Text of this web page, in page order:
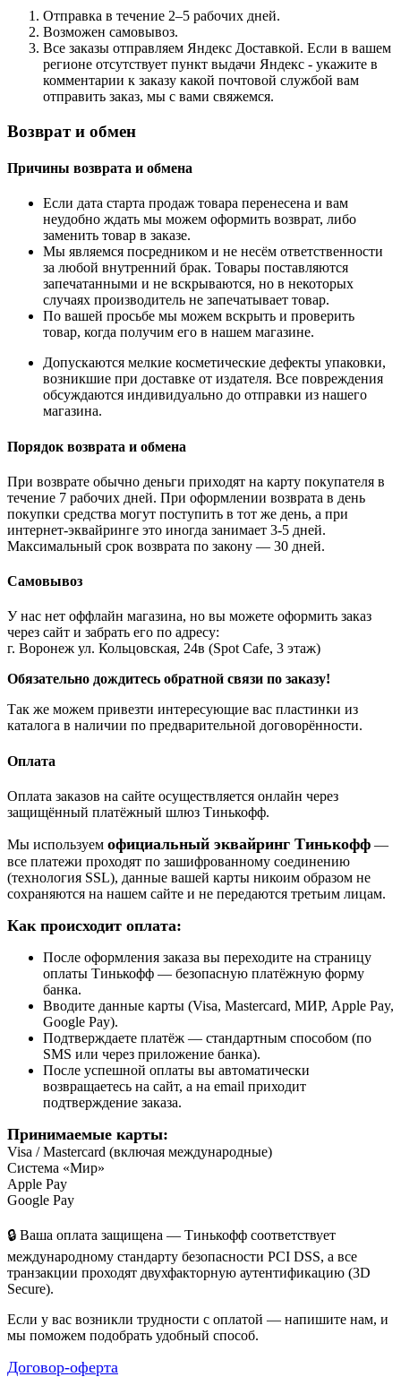
Отправка в течение 2–5 рабочих дней.
Возможен самовывоз.
Все заказы отправляем Яндекс Доставкой. Если в вашем
регионе отсутствует пункт выдачи Яндекс - укажите в
комментарии к заказу какой почтовой службой вам
отправить заказ, мы с вами свяжемся.
Возврат и обмен
Причины возврата и обмена
Если дата старта продаж товара перенесена и вам
неудобно ждать мы можем оформить возврат, либо
заменить товар в заказе.
Мы являемся посредником и не несём ответственности
за любой внутренний брак. Товары поставляются
запечатанными и не вскрываются, но в некоторых
случаях производитель не запечатывает товар.
По вашей просьбе мы можем вскрыть и проверить
товар, когда получим его в нашем магазине.
Допускаются мелкие косметические дефекты упаковки,
возникшие при доставке от издателя. Все повреждения
обсуждаются индивидуально до отправки из нашего
магазина.
Порядок возврата и обмена
При возврате обычно деньги приходят на карту покупателя в
течение 7 рабочих дней. При оформлении возврата в день
покупки средства могут поступить в тот же день, а при
интернет-эквайринге это иногда занимает 3-5 дней.
Максимальный срок возврата по закону — 30 дней.
Самовывоз
У нас нет оффлайн магазина, но вы можете оформить заказ
через сайт и забрать его по адресу:
г. Воронеж ул. Кольцовская, 24в (Spot Cafe, 3 этаж)
Обязательно дождитесь обратной связи по заказу!
Так же можем привезти интересующие вас пластинки из
каталога в наличии по предварительной договорённости.
Оплата
Оплата заказов на сайте осуществляется онлайн через
защищённый платёжный шлюз Тинькофф.
Мы используем официальный эквайринг Тинькофф —
все платежи проходят по зашифрованному соединению
(технология SSL), данные вашей карты никоим образом не
сохраняются на нашем сайте и не передаются третьим лицам.
Как происходит оплата:
После оформления заказа вы переходите на страницу
оплаты Тинькофф — безопасную платёжную форму
банка.
Вводите данные карты (Visa, Mastercard, МИР, Apple Pay,
Google Pay).
Подтверждаете платёж — стандартным способом (по
SMS или через приложение банка).
После успешной оплаты вы автоматически
возвращаетесь на сайт, а на email приходит
подтверждение заказа.
Принимаемые карты:
Visa / Mastercard (включая международные)
Система «Мир»
Apple Pay
Google Pay
🔒 Ваша оплата защищена — Тинькофф соответствует
международному стандарту безопасности PCI DSS, а все
транзакции проходят двухфакторную аутентификацию (3D
Secure).
Если у вас возникли трудности с оплатой — напишите нам, и
мы поможем подобрать удобный способ.
Договор-оферта